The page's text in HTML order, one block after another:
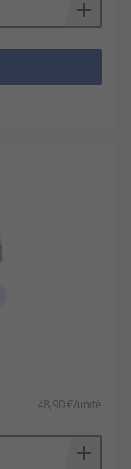
48,90 €/unité